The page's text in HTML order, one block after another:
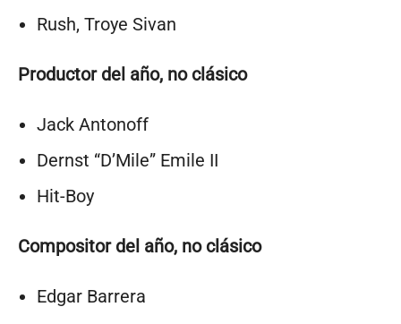
Rush, Troye Sivan
Productor del año, no clásico
Jack Antonoff
Dernst “D’Mile” Emile II
Hit-Boy
Compositor del año, no clásico
Edgar Barrera